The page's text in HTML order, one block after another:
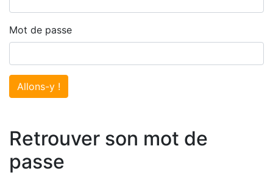
Mot de passe
Allons-y !
Retrouver son mot de
passe